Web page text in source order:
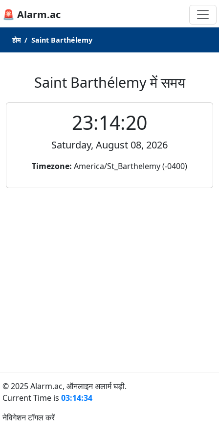
🚨 Alarm.ac
होम Saint Barthélemy
Saint Barthélemy में समय
23:14:20
Saturday, August 08, 2026
Timezone: America/St_Barthelemy (-0400)
© 2025 Alarm.ac, ऑनलाइन अलार्म घड़ी.
Current Time is 03:14:34
नेविगेशन टॉगल करें